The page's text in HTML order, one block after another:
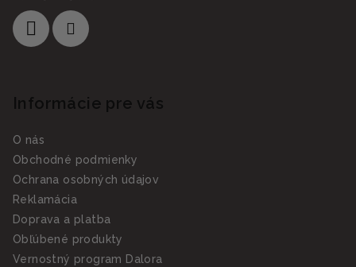
Informácie pre vás
O nás
Obchodné podmienky
Ochrana osobných údajov
Reklamácia
Doprava a platba
Obľúbené produkty
Vernostný program Dalora